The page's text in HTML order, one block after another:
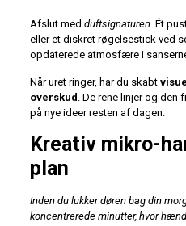
Afslut med duftsignaturen. Ét
eller et diskret røgelse­stick ved
opdaterede atmosfære i
Når uret ringer, har du skabt
overskud . De rene linjer og
på nye ideer resten af dagen.
Kreativ mikro-
plan
Inden du lukker døren bag din
koncentrerede minutter, hvor